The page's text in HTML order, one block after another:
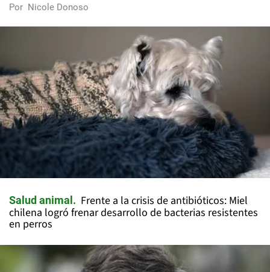
Por Nicole Donoso
Salud animal
Frente a la crisis de antibióticos: Miel
chilena logró frenar desarrollo de bacterias resistentes
en perros